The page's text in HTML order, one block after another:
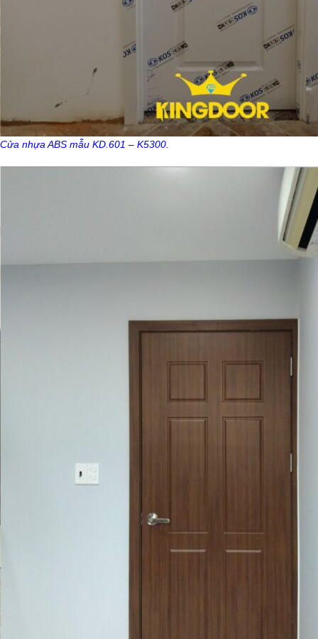
Cửa nhựa ABS mẫu KD.601 – K5300.